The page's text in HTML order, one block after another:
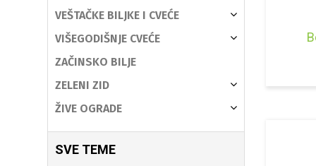
VEŠTAČKE BILJKE I CVEĆE
VIŠEGODIŠNJE CVEĆE
ZAČINSKO BILJE
ZELENI ZID
ŽIVE OGRADE
SVE TEME